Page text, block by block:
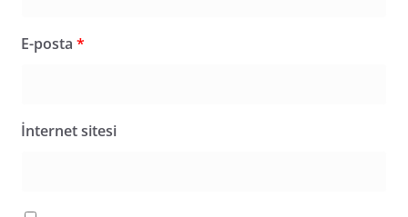
E-posta *
İnternet sitesi